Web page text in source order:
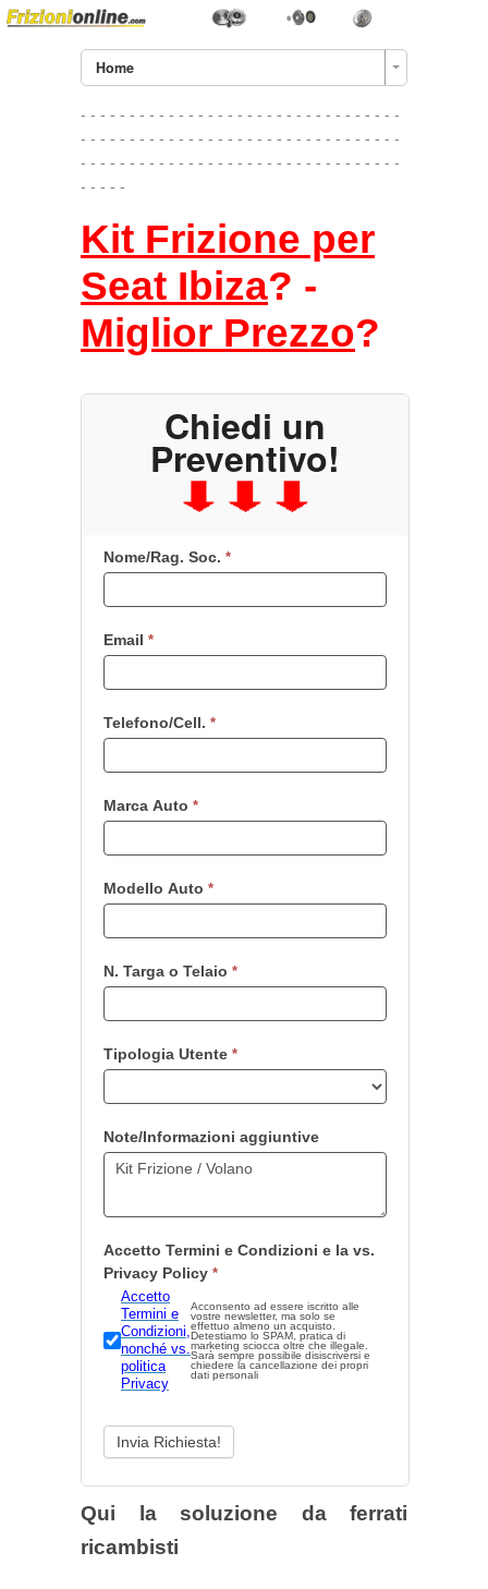
Home
- - - - - - - - - - - - - - - - - - - - - - - - - - - - - - - - -
- - - - - - - - - - - - - - - - - - - - - - - - - - - - - - - - -
- - - - - - - - - - - - - - - - - - - - - - - - - - - - - - - - -
- - - - -
Kit Frizione per
Seat Ibiza? -
Miglior Prezzo?
Chiedi un
Preventivo!
Nome/Rag. Soc. *
Email *
Telefono/Cell. *
Marca Auto *
Modello Auto *
N. Targa o Telaio *
Tipologia Utente *
Note/Informazioni aggiuntive
Accetto Termini e Condizioni e la vs.
Privacy Policy *
Accetto
Termini e
Condizioni,
nonché vs.
politica
Privacy
Acconsento ad essere iscritto alle
vostre newsletter, ma solo se
effettuo almeno un acquisto.
Detestiamo lo SPAM, pratica di
marketing sciocca oltre che illegale.
Sarà sempre possibile disiscriversi e
chiedere la cancellazione dei propri
dati personali
Se
sei
un
umano,
questo
campo
vuoto.
Qui la soluzione da ferrati
ricambisti